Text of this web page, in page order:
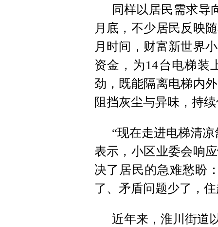
同样以居民需求导
月底，不少居民反映
月时间，财富新世界
资金，为14台电梯装
劲，既能隔离电梯内
阻挡灰尘与异味，持
“现在走进电梯清
表示，小区业委会响
决了居民的急难愁盼
了、矛盾问题少了，
近年来，淮川街道